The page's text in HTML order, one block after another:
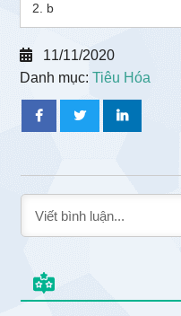
2. b
11/11/2020
Danh mục:Tiêu Hóa